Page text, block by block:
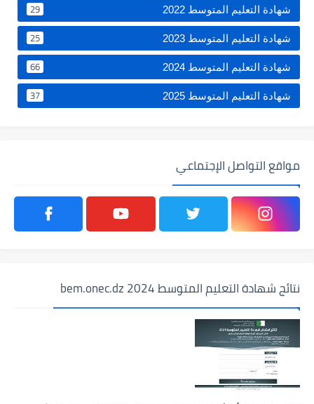
شهادة التعليم المتوسط 2022 29
شهادة التعليم المتوسط 2023 25
شهادة التعليم المتوسط 2024 66
شهادة التعليم المتوسط 2025 37
مواقع التواصل الإجتماعي
نتائج شهادة التعليم المتوسط 2024 bem.onec.dz